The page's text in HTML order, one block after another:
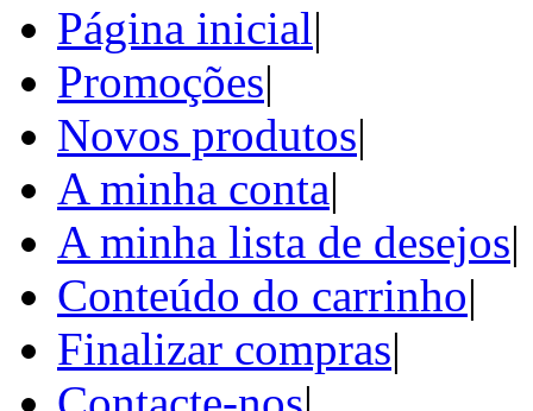
Página inicial|
Promoções|
Novos produtos|
A minha conta|
A minha lista de desejos|
Conteúdo do carrinho|
Finalizar compras|